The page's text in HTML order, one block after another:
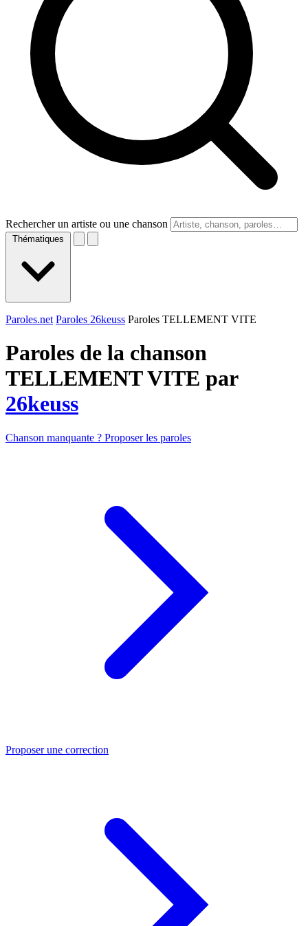
Rechercher un artiste ou une chanson
Thématiques
Paroles.net Paroles 26keuss Paroles TELLEMENT VITE
Paroles de la chanson
TELLEMENT VITE par
26keuss
Chanson manquante ? Proposer les paroles
Proposer une correction